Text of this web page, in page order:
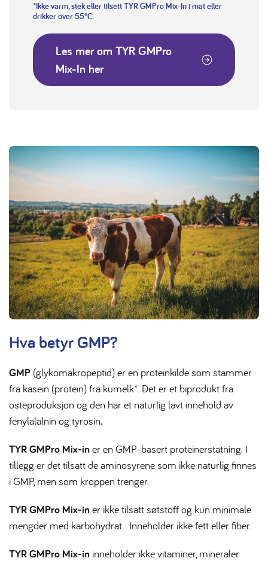
*Ikke varm, stek eller tilsett TYR GMPro Mix-In i mat eller
drikker over 55°C.
Les mer om TYR GMPro
Mix-In her
Hva betyr GMP?
GMP (glykomakropeptid) er en proteinkilde som stammer
fra kasein (protein) fra kumelk*. Det er et biprodukt fra
osteproduksjon og den har et naturlig lavt innehold av
fenylalalnin og tyrosin.
TYR GMPro Mix-iner en GMP-basert proteinerstatning. I
tillegg er det tilsatt de aminosyrene som ikke naturlig finnes
i GMP, men som kroppen trenger.
TYR GMPro Mix-iner ikke tilsatt søtstoff og kun minimale
mengder med karbohydrat. Inneholder ikke fett eller fiber.
TYR GMPro Mix-in inneholder ikke vitaminer, mineraler